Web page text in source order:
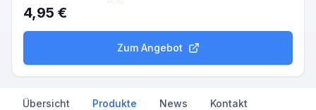
4,95 €
Zum Angebot
Übersicht Produkte News Kontakt